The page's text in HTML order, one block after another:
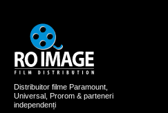
Distribuitor filme Paramount,
Universal, Prorom & parteneri
independenți